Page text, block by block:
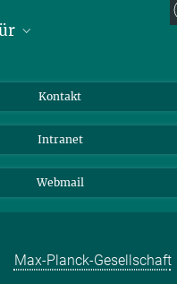
Kontakt
Intranet
Webmail
Max-Planck-Gesellschaft